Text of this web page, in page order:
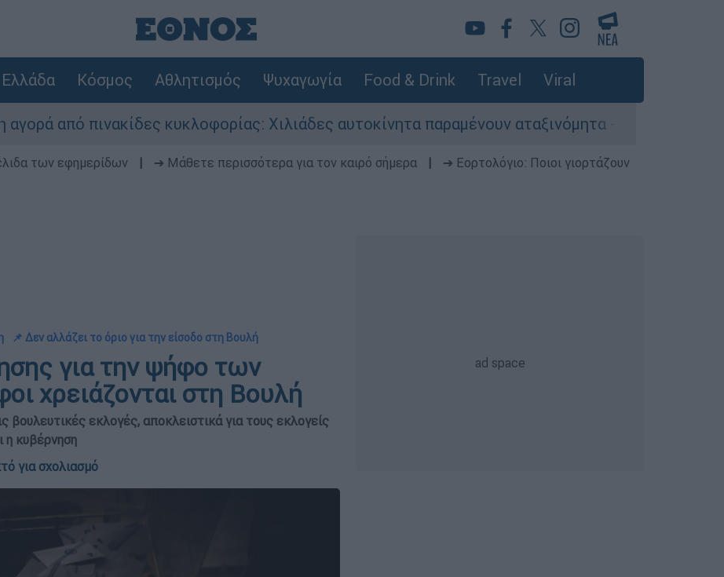
Ελλάδα Κόσμος Αθλητισμός Ψυχαγωγία Food & Drink Travel Viral
κυκλοφορίας: Χιλιάδες αυτοκίνητα παραμένουν αταξινόμητα - Λύση αναζητά το
των εφημερίδων ➔ Μάθετε περισσότερα για τον καιρό σήμερα
➔ Εορτολόγιο: Ποιοι γιορτάζουν
📌 Δεν αλλάζει το όριο για την είσοδο στη Βουλή
για την ψήφο των
χρειάζονται στη Βουλή
βουλευτικές εκλογές, αποκλειστικά για τους εκλογείς
η κυβέρνηση
για σχολιασμό